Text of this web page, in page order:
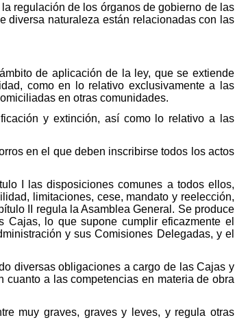
regulación de los órganos de gobierno de las
diversa naturaleza están relacionadas con las
de aplicación de la ley, que se extiende
como en lo relativo exclusivamente a las
en otras comunidades.
y extinción, así como lo relativo a las
en el que deben inscribirse todos los actos
I las disposiciones comunes a todos ellos,
limitaciones, cese, mandato y reelección,
II regula la Asamblea General. Se produce
lo que supone cumplir eficazmente el
y sus Comisiones Delegadas, y el
diversas obligaciones a cargo de las Cajas y
a las competencias en materia de obra
muy graves, graves y leves, y regula otras